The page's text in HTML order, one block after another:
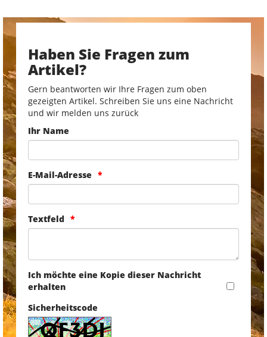
Haben Sie Fragen zum
Artikel?
Gern beantworten wir Ihre Fragen zum oben
gezeigten Artikel. Schreiben Sie uns eine Nachricht
und wir melden uns zurück
Ihr Name
E-Mail-Adresse
Textfeld
Ich möchte eine Kopie dieser Nachricht
erhalten
Sicherheitscode